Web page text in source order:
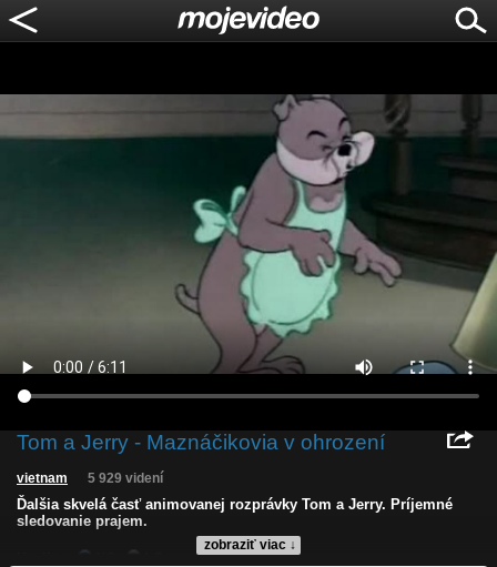
Tom a Jerry - Maznáčikovia v ohrození
zobraziť viac ↓
vietnam 5 929 videní
Ďalšia skvelá časť animovanej rozprávky Tom a Jerry. Príjemné
sledovanie prajem.